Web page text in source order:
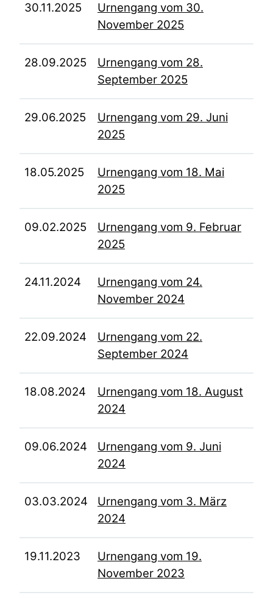
30.11.2025
Urnengang vom 30.
November 2025
28.09.2025
Urnengang vom 28.
September 2025
29.06.2025
Urnengang vom 29. Juni
2025
18.05.2025
Urnengang vom 18. Mai
2025
09.02.2025
Urnengang vom 9. Februar
2025
24.11.2024
Urnengang vom 24.
November 2024
22.09.2024
Urnengang vom 22.
September 2024
18.08.2024
Urnengang vom 18. August
2024
09.06.2024
Urnengang vom 9. Juni
2024
03.03.2024
Urnengang vom 3. März
2024
19.11.2023
Urnengang vom 19.
November 2023